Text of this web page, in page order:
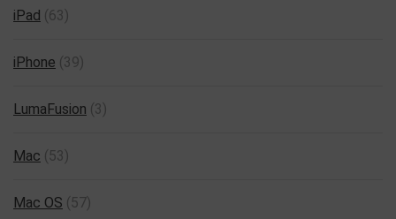
iPad (63)
iPhone (39)
LumaFusion (3)
Mac (53)
Mac OS (57)